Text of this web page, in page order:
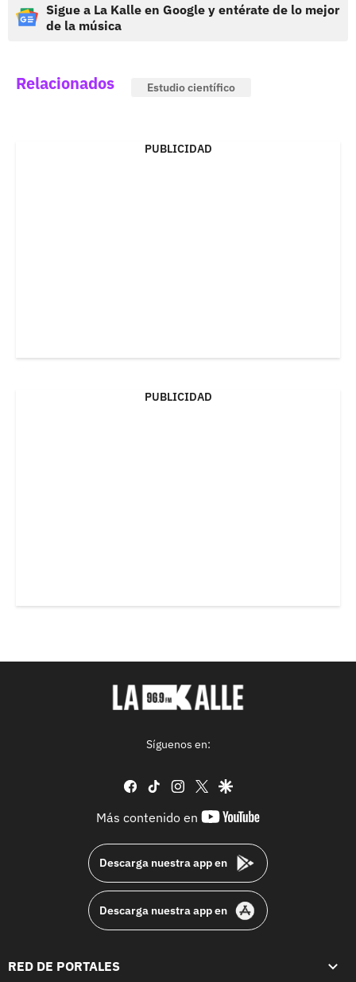
Sigue a La Kalle en Google y entérate de lo mejor
de la música
Relacionados Estudio científico
PUBLICIDAD
PUBLICIDAD
Síguenos en:
facebook
tiktok instagram
twittergoogle
Más contenido en
youtube-
Descarga nuestra app en
Descarga nuestra app en
RED DE PORTALES